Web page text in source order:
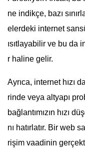
ne indikçe, bazı
elerdeki internet
ısıtlayabilir ve bu da
r haline gelir.
Ayrıca, internet hızı
rinde veya altyapı
bağlantımızın hızı
nı hatırlatır. Bir web
rişim vaadinin